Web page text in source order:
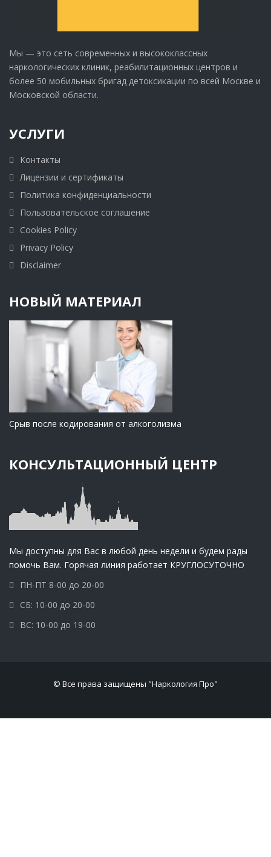
Мы — это сеть современных и высококлассных
наркологических клиник, реабилитационных центров и
более 50 мобильных бригад детоксикации по всей Москве и
Московской области.
УСЛУГИ
Контакты
Лицензии и сертификаты
Политика конфиденциальности
Пользовательское соглашение
Cookies Policy
Privacy Policy
Disclaimer
НОВЫЙ МАТЕРИАЛ
Срыв после кодирования от алкоголизма
КОНСУЛЬТАЦИОННЫЙ ЦЕНТР
Мы доступны для Вас в любой день недели и будем рады
помочь Вам. Горячая линия работает КРУГЛОСУТОЧНО
ПН-ПТ 8-00 до 20-00
СБ: 10-00 до 20-00
ВС: 10-00 до 19-00
© Все права защищены "Наркология Про"